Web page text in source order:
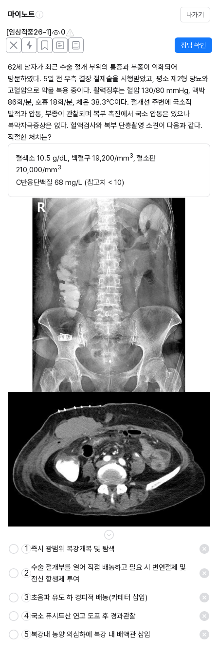
마이노트 나가기
[임상적중26-1] 0
정답 확인
62세 남자가 최근 수술 절개 부위의 통증과 부종이 악화되어
방문하였다. 5일 전 우측 결장 절제술을 시행받았고, 평소 제2형 당뇨와
고혈압으로 약물 복용 중이다. 활력징후는 혈압 130/80 mmHg, 맥박
86회/분, 호흡 18회/분, 체온 38.3℃이다. 절개선 주변에 국소적
발적과 압통, 부종이 관찰되며 복부 촉진에서 국소 압통은 있으나
복막자극증상은 없다. 혈액검사와 복부 단층촬영 소견이 다음과 같다.
적절한 처치는?
혈색소 10.5 g/dL, 백혈구 19,200/mm3, 혈소판
210,000/mm3
C반응단백질 68 mg/L (참고치 < 10)
저장
1 즉시 광범위 복강개복 및 탐색
2
수술 절개부를 열어 직접 배농하고 필요 시 변연절제 및
전신 항생제 투여
3 초음파 유도 하 경피적 배농(카테터 삽입)
4 국소 퓨시드산 연고 도포 후 경과관찰
5 복강내 농양 의심하에 복강 내 배액관 삽입